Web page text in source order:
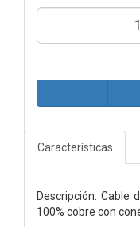
Características
Descripción: Cable
100% cobre con